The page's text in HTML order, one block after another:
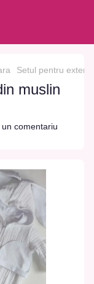
Setul pentru
muslin
un comentariu